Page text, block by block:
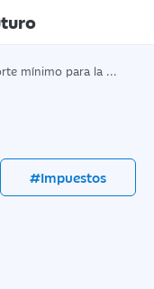
la Declaración de la Renta?
#Impuestos